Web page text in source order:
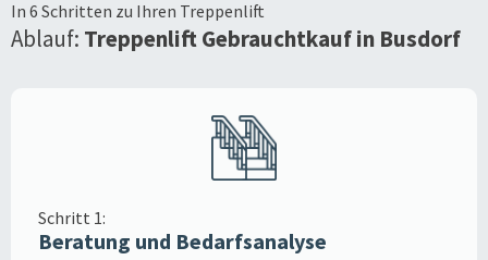
In 6 Schritten zu Ihren Treppenlift
Ablauf: Treppenlift Gebrauchtkauf in Busdorf
Schritt 1:
Beratung und Bedarfsanalyse